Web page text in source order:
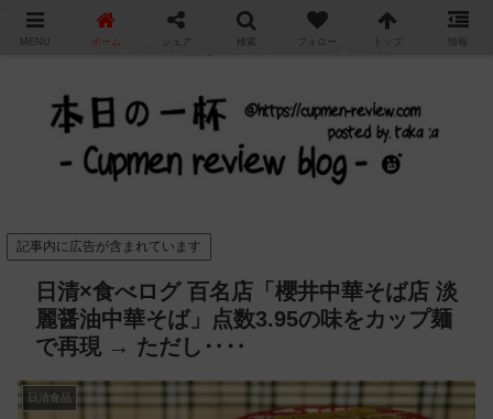
カップ麺の新商品をレビュー / アレンジするブログ
記事内に広告が含まれています
日清×食べログ 百名店「櫻井中華そば店 淡
麗醤油中華そば」点数3.95の味をカップ麺
で再現 → ただし‥‥
日清食品
MENU ホーム シェア 検索 フォロー トップ 情報